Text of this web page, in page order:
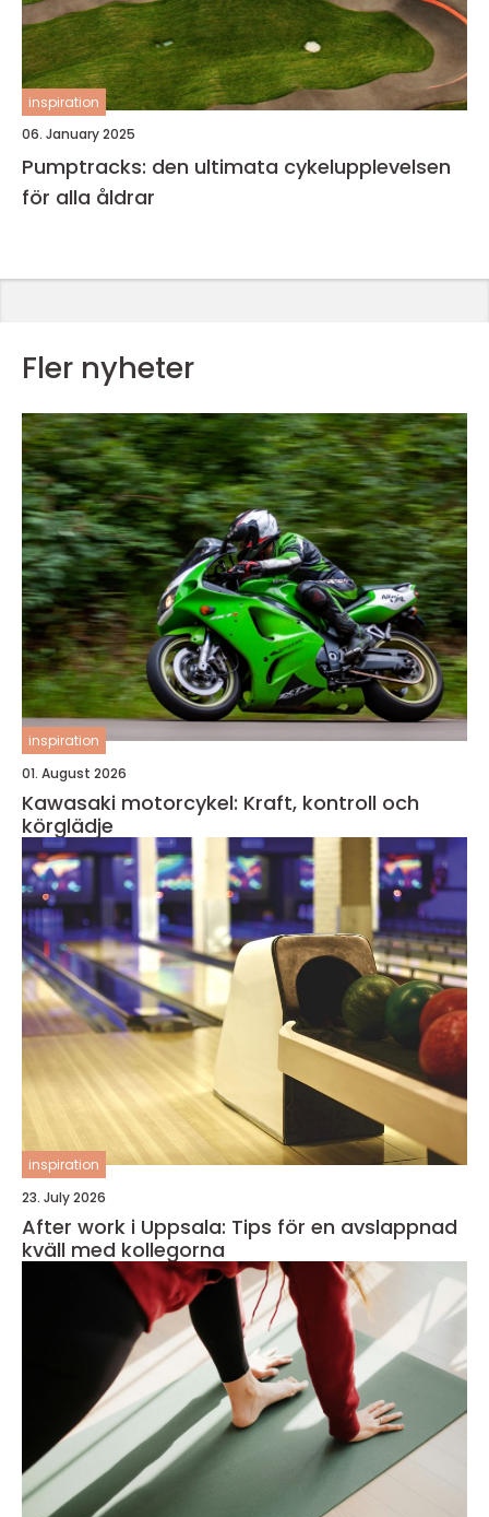
inspiration
06. January 2025
Pumptracks: den ultimata cykelupplevelsen
för alla åldrar
Fler nyheter
inspiration
01. August 2026
Kawasaki motorcykel: Kraft, kontroll och
körglädje
inspiration
23. July 2026
After work i Uppsala: Tips för en avslappnad
kväll med kollegorna